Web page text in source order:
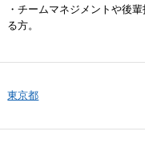
・チームマネジメントや後
る方。
東京都